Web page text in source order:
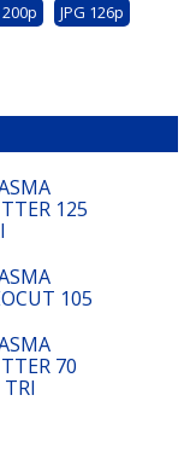
200p
JPG 126p
125
105
70